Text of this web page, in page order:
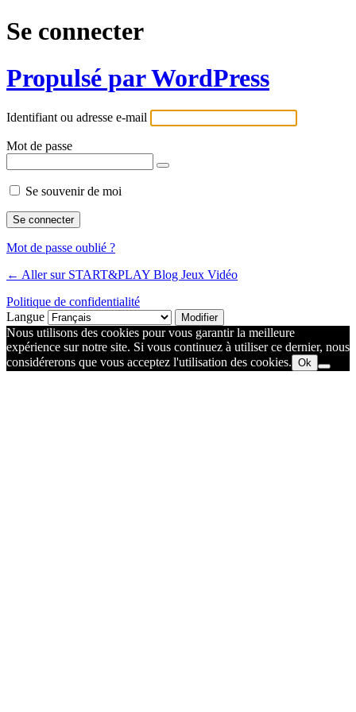
Se connecter
Propulsé par WordPress
Identifiant ou adresse e-mail
Mot de passe
Se souvenir de moi
Mot de passe oublié ?
← Aller sur START&PLAY Blog Jeux Vidéo
Politique de confidentialité
Langue
Nous utilisons des cookies pour vous garantir la meilleure
expérience sur notre site. Si vous continuez à utiliser ce dernier, nous
considérerons que vous acceptez l'utilisation des cookies. Ok